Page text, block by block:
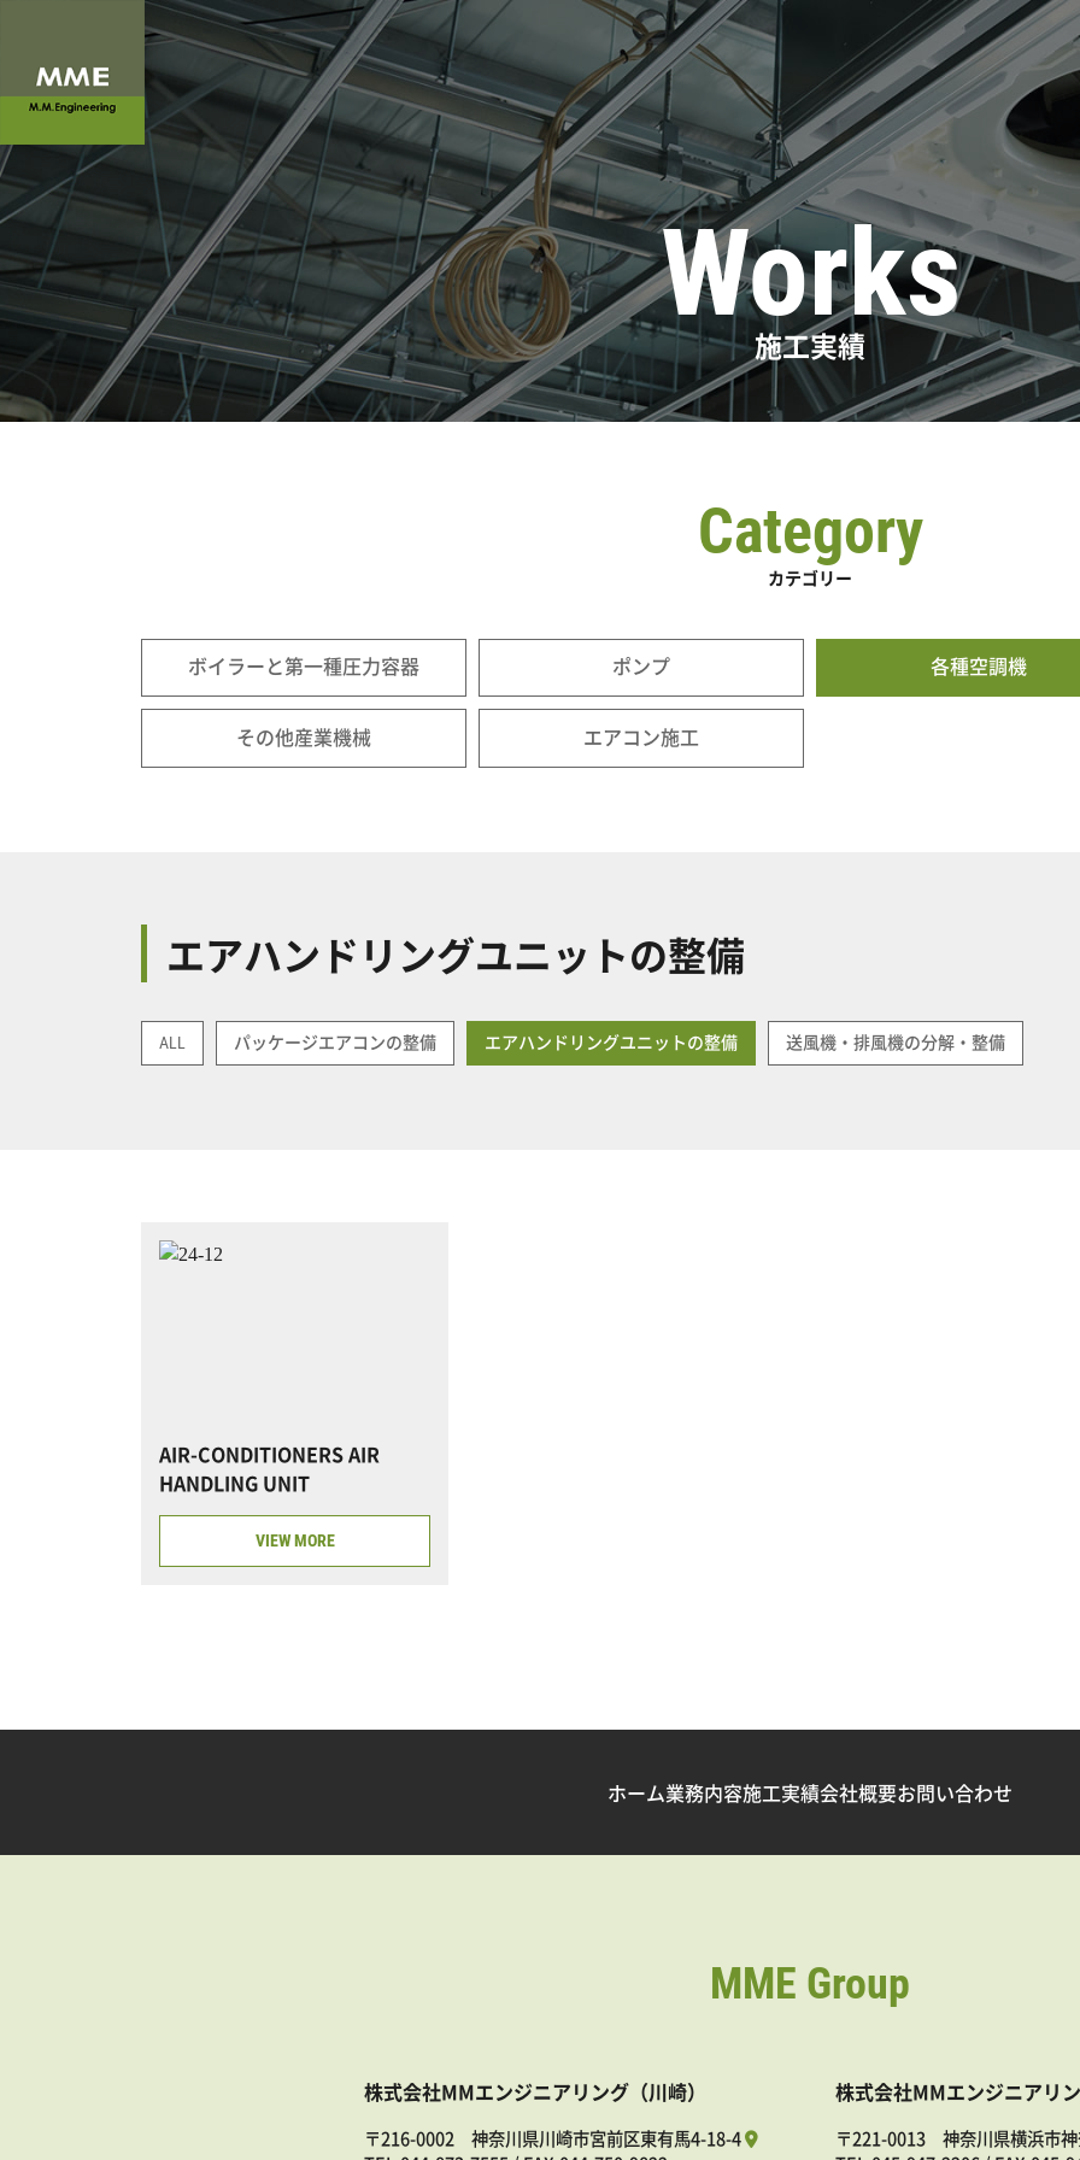
Works
施工実績
Category
カテゴリー
ボイラーと第一種圧力容器 ポンプ 各種空調機
その他産業機械 エアコン施工
エアハンドリングユニットの整備
ALL パッケージエアコンの整備 エアハンドリングユニットの整備 送風機・排風機の分解・整備
AIR-CONDITIONERS AIR
HANDLING UNIT
VIEW MORE
ホーム業務内容施工実績会社概要お問い合わせ
MME Group
株式会社MMエンジニアリング（川崎）
〒216-0002 神奈川県川崎市宮前区東有馬4-18-4
株式会社MMエンジニアリ
〒221-0013 神奈川県横浜市